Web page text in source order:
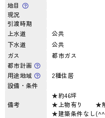
地目
現況
引渡時期
上水道
公共
下水道
公共
ガス
都市ガス
都市計画
用途地域
2種住居
設備・条件
備考
★約46坪
★上物有り ★解
★建築条件なし